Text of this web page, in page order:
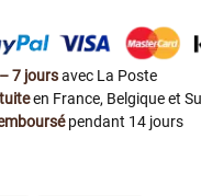
7 joursavec La Poste
en France, Belgique et
pendant 14 jours